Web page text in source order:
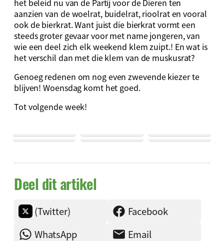
het beleid nu van de Partij voor de Dieren ten
aanzien van de woelrat, buidelrat, rioolrat en vooral
ook de bierkrat. Want juist die bierkrat vormt een
steeds groter gevaar voor met name jongeren, van
wie een deel zich elk weekend klem zuipt.! En wat is
het verschil dan met die klem van de muskusrat?
Genoeg redenen om nog even zwevende kiezer te
blijven! Woensdag komt het goed.
Tot volgende week!
Deel dit artikel
(Twitter)
Facebook
WhatsApp
Email